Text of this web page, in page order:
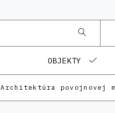
OBJEKTY
Architektúra povojnovej